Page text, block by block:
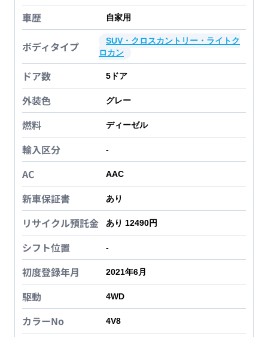
車歴 自家用
ボディタイプ
SUV・クロスカントリー・ライトク
ロカン
ドア数 5 ドア
外装色 グレー
燃料 ディーゼル
輸入区分 -
AC AAC
新車保証書 あり
リサイクル預託金 あり 12490円
シフト位置 -
初度登録年月 2021年6月
駆動 4WD
カラーNo 4V8